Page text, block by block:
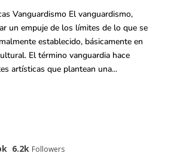
Vanguardismo El vanguardismo,
un empuje de los límites de lo que se
establecido, básicamente en
El término vanguardia hace
artísticas que plantean una...
6.2k Followers